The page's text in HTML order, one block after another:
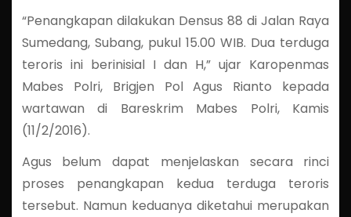
“Penangkapan dilakukan Densus 88 di Jalan Raya
Sumedang, Subang, pukul 15.00 WIB. Dua terduga
teroris ini berinisial I dan H,” ujar Karopenmas
Mabes Polri, Brigjen Pol Agus Rianto kepada
wartawan di Bareskrim Mabes Polri, Kamis
(11/2/2016).
Agus belum dapat menjelaskan secara rinci
proses penangkapan kedua terduga teroris
tersebut. Namun keduanya diketahui merupakan